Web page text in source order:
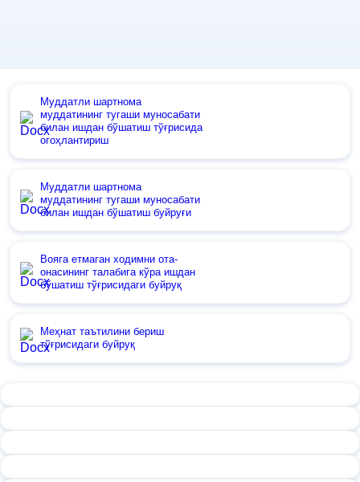
Муддатли шартнома
муддатининг тугаши муносабати
билан ишдан бўшатиш тўғрисида
огоҳлантириш
Муддатли шартнома
муддатининг тугаши муносабати
билан ишдан бўшатиш буйруғи
Вояга етмаган ходимни ота-
онасининг талабига кўра ишдан
бўшатиш тўғрисидаги буйруқ
Меҳнат таътилини бериш
тўғрисидаги буйруқ